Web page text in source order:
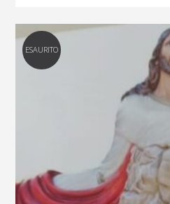
ESAURITO